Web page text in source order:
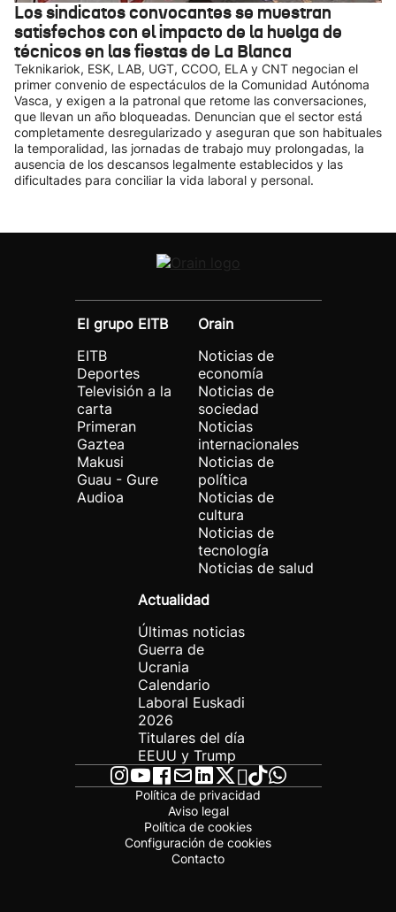
Los sindicatos convocantes se muestran
satisfechos con el impacto de la huelga de
técnicos en las fiestas de La Blanca
Teknikariok, ESK, LAB, UGT, CCOO, ELA y CNT negocian el
primer convenio de espectáculos de la Comunidad Autónoma
Vasca, y exigen a la patronal que retome las conversaciones,
que llevan un año bloqueadas. Denuncian que el sector está
completamente desregularizado y aseguran que son habituales
la temporalidad, las jornadas de trabajo muy prolongadas, la
ausencia de los descansos legalmente establecidos y las
dificultades para conciliar la vida laboral y personal.
El grupo EITB
EITB
Deportes
Televisión a la
carta
Primeran
Gaztea
Makusi
Guau - Gure
Audioa
Orain
Noticias de
economía
Noticias de
sociedad
Noticias
internacionales
Noticias de
política
Noticias de
cultura
Noticias de
tecnología
Noticias de salud
Actualidad
Últimas noticias
Guerra de
Ucrania
Calendario
Laboral Euskadi
2026
Titulares del día
EEUU y Trump
Política de privacidad
Aviso legal
Política de cookies
Configuración de cookies
Contacto